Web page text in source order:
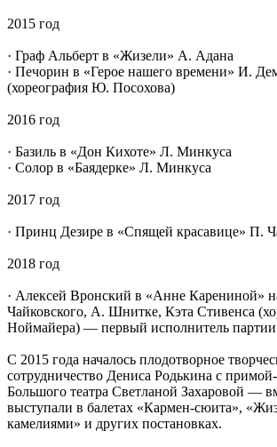
2015 год
· Граф Альберт в «Жизели» А. Адана
· Печорин в «Герое нашего времени» И.
(хореография Ю. Посохова)
2016 год
· Базиль в «Дон Кихоте» Л. Минкуса
· Солор в «Баядерке» Л. Минкуса
2017 год
· Принц Дезире в «Спящей красавице» П.
2018 год
· Алексей Вронский в «Анне Карениной»
Чайковского, А. Шнитке, Кэта Стивенса
Ноймайера) — первый исполнитель партии
С 2015 года началось плодотворное
сотрудничество Дениса Родькина с
Большого театра Светланой Захаровой —
выступали в балетах «Кармен-сюита»,
камелиями» и других постановках.